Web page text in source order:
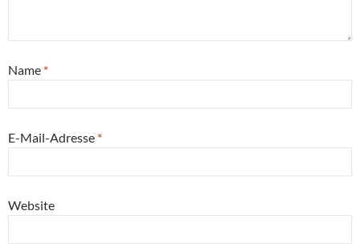
Name *
E-Mail-Adresse *
Website